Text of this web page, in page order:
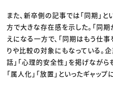
また、新卒側の記事では「同期」と
方で大きな存在感を示した。「同
えになる一方で、「同期はもう仕
りや比較の対象にもなっている。企
話」「心理的安全性」を掲げながら
「属人化」「放置」といったギャッ